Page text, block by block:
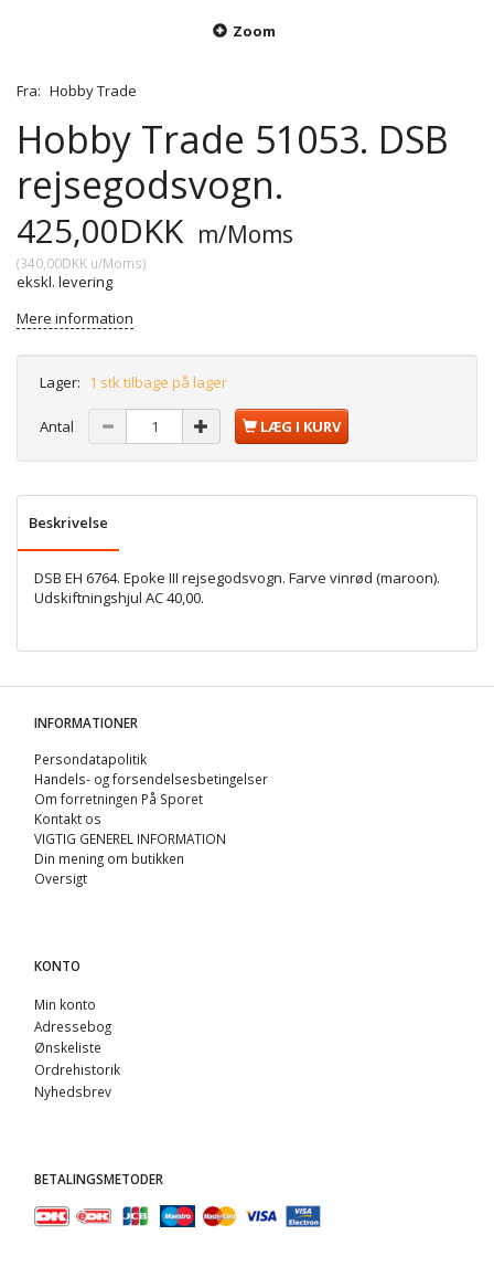
Zoom
Fra: Hobby Trade
Hobby Trade 51053. DSB
rejsegodsvogn.
425,00DKK m/Moms
(340,00DKK u/Moms)
ekskl. levering
Mere information
Lager: 1 stk tilbage på lager
Antal LÆG I KURV
Beskrivelse
DSB EH 6764. Epoke III rejsegodsvogn. Farve vinrød (maroon).
Udskiftningshjul AC 40,00.
INFORMATIONER
Persondatapolitik
Handels- og forsendelsesbetingelser
Om forretningen På Sporet
Kontakt os
VIGTIG GENEREL INFORMATION
Din mening om butikken
Oversigt
KONTO
Min konto
Adressebog
Ønskeliste
Ordrehistorik
Nyhedsbrev
BETALINGSMETODER